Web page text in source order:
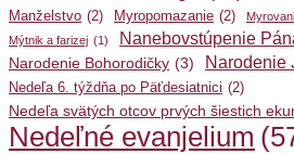
Manželstvo (2) Myropomazanie (2)
Mýtnik a farizej (1) Nanebovstúpenie
Narodenie Bohorodičky (3) Narodenie
Nedeľa 6. týždňa po Päťdesiatnici (2)
Nedeľa svätých otcov prvých šiestich
Nedeľné evanjelium